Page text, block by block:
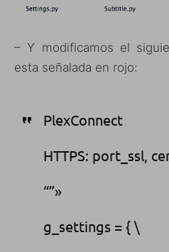
– Y modificamos el
esta señalada en rojo:
PlexConnect
HTTPS: port_ssl,
“”»
g_settings = { \